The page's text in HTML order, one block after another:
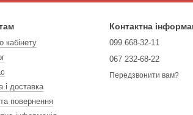
що особливо актуально в холодну пору
буде говорити про вологостійкі
на тривале занурення або
вологості, таких як ванна,
дивитися не тільки на дизайн, але і
кабінету
і доставка
повернення
Контактна
099 668-32-11
067 232-68-22
Передзвонити вам?